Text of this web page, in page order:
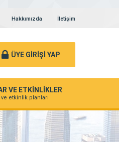
Hakkımızda İletişim
ÜYE GİRİŞİ YAP
VE ETKİNLİKLER
etkinlik planları